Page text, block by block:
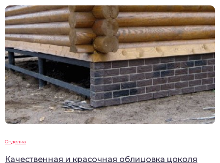
Отделка
Качественная и красочная облицовка цоколя